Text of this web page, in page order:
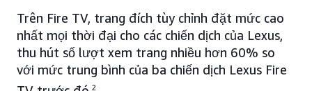
Trên Fire TV, trang đích tùy chỉnh đặt mức cao
nhất mọi thời đại cho các chiến dịch của Lexus,
thu hút số lượt xem trang nhiều hơn 60% so
với mức trung bình của ba chiến dịch Lexus Fire
2